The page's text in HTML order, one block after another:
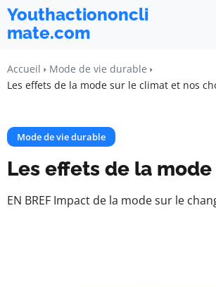
Youthactiononcli
mate.com
Accueil
Mode de vie durable
Les effets de la mode sur le climat et nos
Mode de vie durable
Les effets de la
EN BREF Impact de la mode sur le